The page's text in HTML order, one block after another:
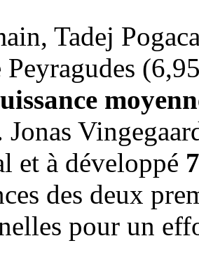
Tadej
Peyragudes
Jonas
et à développé
des deux
pour un